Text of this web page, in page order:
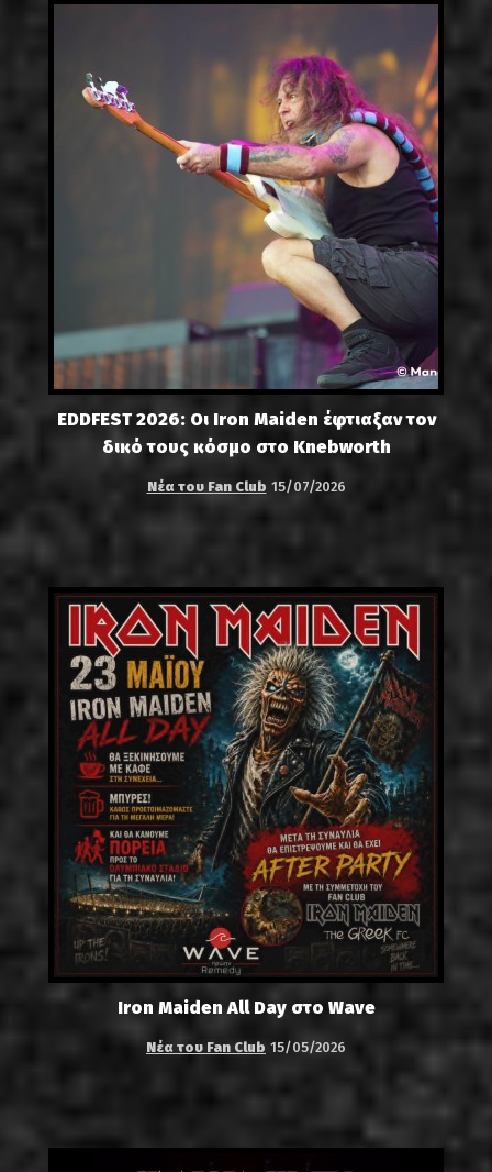
EDDFEST 2026: Οι Iron Maiden έφτιαξαν τον
δικό τους κόσμο στο Knebworth
Νέα του Fan Club 15/07/2026
Iron Maiden All Day στο Wave
Νέα του Fan Club 15/05/2026